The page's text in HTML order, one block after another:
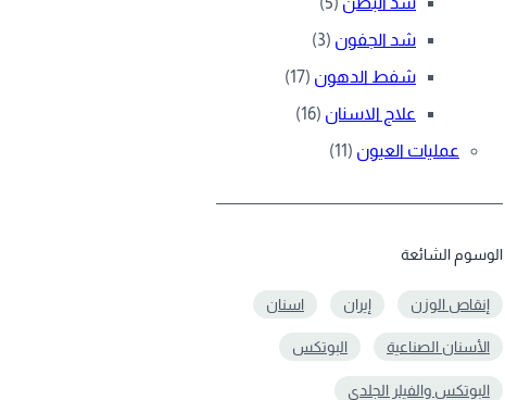
شد الجفون (3)
شفط الدهون (17)
علاج الاسنان (16)
عمليات العيون (11)
الوسوم الشائعة
إنقاص الوزن إيران اسنان
الأسنان الصناعية البوتكس
البوتكس والفيلر الجلدي